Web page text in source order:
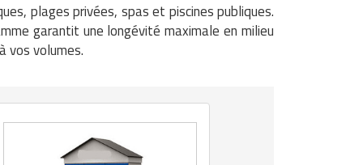
plages privées, spas et piscines publiques.
garantit une longévité maximale en milieu
vos volumes.